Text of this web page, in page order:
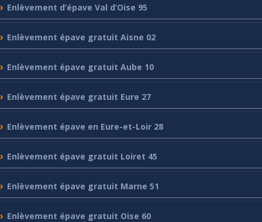
Enlèvement d’épave Val d’Oise 95
Enlèvement épave gratuit Aisne 02
Enlèvement épave gratuit Aube 10
Enlèvement épave gratuit Eure 27
Enlèvement épave en Eure-et-Loir 28
Enlèvement épave gratuit Loiret 45
Enlèvement épave gratuit Marne 51
Enlèvement épave gratuit Oise 60